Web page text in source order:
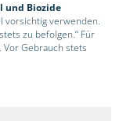
und Biozide
vorsichtig verwenden.
zu befolgen.“ Für
Gebrauch stets